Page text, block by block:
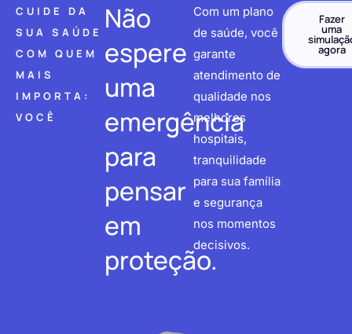
CUIDE DA
SUA SAÚDE
COM QUEM
MAIS
IMPORTA:
VOCÊ
Não
espere
uma
emergência
para
pensar
em
proteção.
Com um plano
de saúde, você
garante
atendimento de
qualidade nos
melhores
hospitais,
tranquilidade
para sua família
e segurança
nos momentos
decisivos.
Fazer
uma
agora